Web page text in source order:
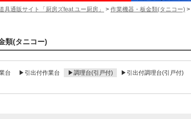
具通販サイト「厨房ズfeat.ユー厨房」 > 作業機器・板金類(タニコー) >
類(タニコー)
台 ▶引出付作業台 ▶調理台(引戸付) ▶引出付調理台(引戸付)